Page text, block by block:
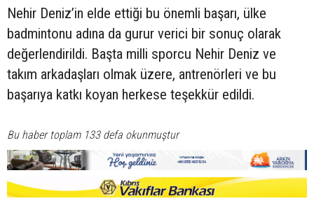
Nehir Deniz’in elde ettiği bu önemli başarı, ülke
badmintonu adına da gurur verici bir sonuç olarak
değerlendirildi. Başta milli sporcu Nehir Deniz ve
takım arkadaşları olmak üzere, antrenörleri ve bu
başarıya katkı koyan herkese teşekkür edildi.
Bu haber toplam 133 defa okunmuştur